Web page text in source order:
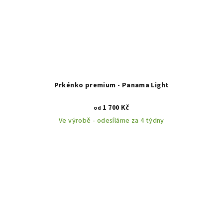
Prkénko premium - Panama Light
od 1 700 Kč
Ve výrobě - odesíláme za 4 týdny